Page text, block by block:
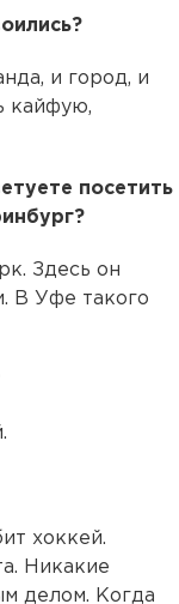
и город, и
кайфую,
посетить
Здесь он
В Уфе такого
хоккей.
Никакие
делом. Когда